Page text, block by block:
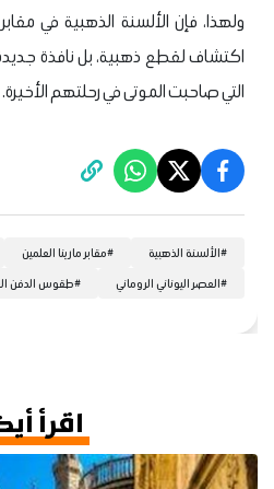
ولهذا، فإن الألسنة الذهبية في
اكتشاف لقطع ذهبية، بل نافذة
التي صاحبت الموتى في رحلتهم الأخيرة.
#الألسنة الذهبية #مقابر مارينا العلمين
#العصر اليوناني الروماني #طقوس الدفن
اقرأ